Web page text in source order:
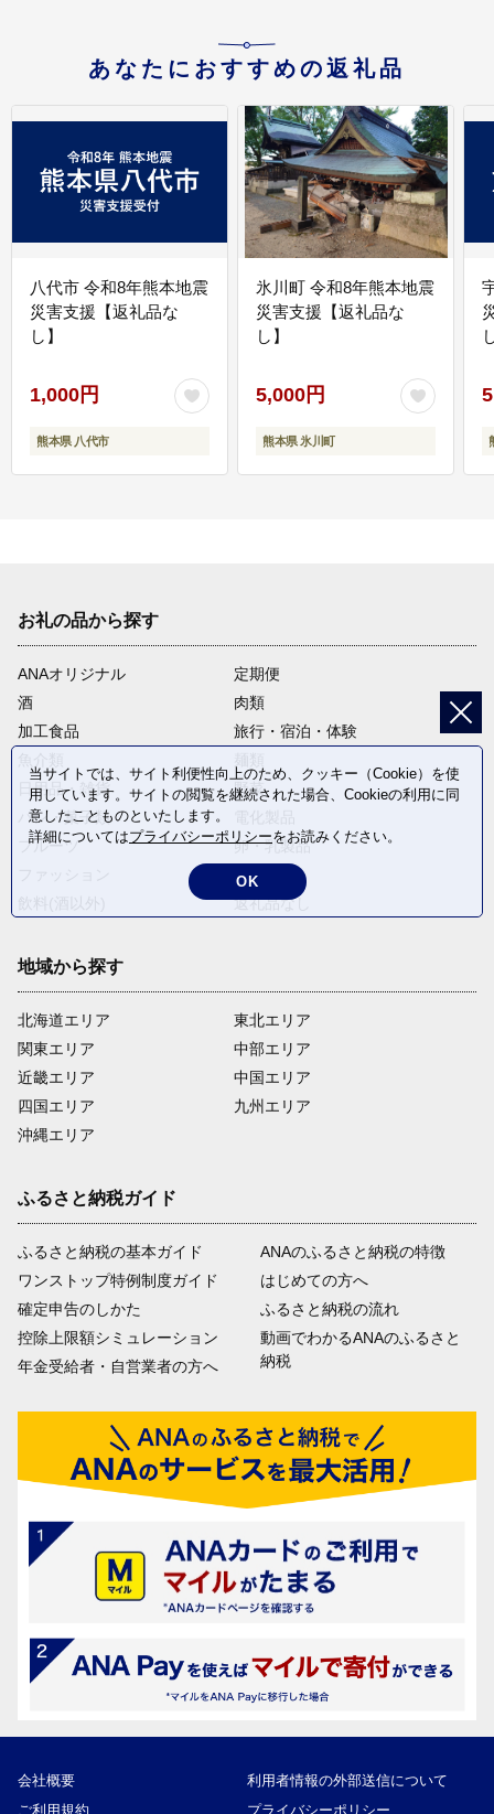
あなたにおすすめの返礼品
八代市 令和8年熊本地震
災害支援【返礼品な
し】
1,000円
熊本県 八代市
氷川町 令和8年熊本地震
災害支援【返礼品な
し】
5,000円
熊本県 氷川町
お礼の品から探す
ANAオリジナル
定期便
酒
肉類
加工食品
旅行・宿泊・体験
日用品・雑貨
野菜
パン・菓子類
フルーツ
卵・乳製品
米・穀物
返礼品なし
地域から探す
北海道エリア
関東エリア
近畿エリア
四国エリア
沖縄エリア
東北エリア
中部エリア
中国エリア
九州エリア
ふるさと納税ガイド
ふるさと納税の基本ガイド
ワンストップ特例制度ガイド
確定申告のしかた
控除上限額シミュレーション
年金受給者・自営業者の方へ
ANAのふるさと納税の特徴
はじめての方へ
ふるさと納税の流れ
動画でわかるANAのふるさと
納税
会社概要
利用者情報の外部送信について
ご利用規約
プライバシーポリシー
当サイトでは、サイト利便性向上のため、クッキー（Cookie）を使
用しています。サイトの閲覧を継続された場合、Cookieの利用に同
意したことものといたします。
詳細についてはプライバシーポリシーをお読みください。
OK